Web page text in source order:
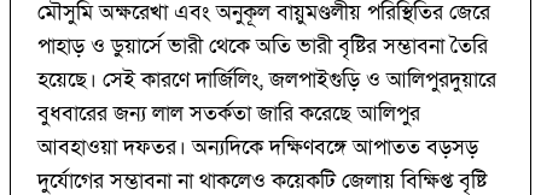
মৌসুমি অক্ষরেখা এবং অনুকূল বায়ুমণ্ডলীয় পরিস্থিতির জেরে
পাহাড় ও ডুয়ার্সে ভারী থেকে অতি ভারী বৃষ্টির সম্ভাবনা তৈরি
হয়েছে। সেই কারণে দার্জিলিং, জলপাইগুড়ি ও আলিপুরদুয়ারে
বুধবারের জন্য লাল সতর্কতা জারি করেছে আলিপুর
আবহাওয়া দফতর। অন্যদিকে দক্ষিণবঙ্গে আপাতত বড়সড়
দুর্যোগের সম্ভাবনা না থাকলেও কয়েকটি জেলায় বিক্ষিপ্ত বৃষ্টি